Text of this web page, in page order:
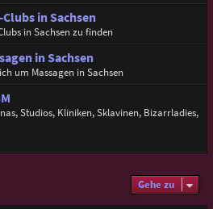
in Sachsen
in Sachsen zu finden
in Sachsen
um Massagen in Sachsen
Studios, Kliniken, Sklavinen, Bizarrladies,
Gehe zu